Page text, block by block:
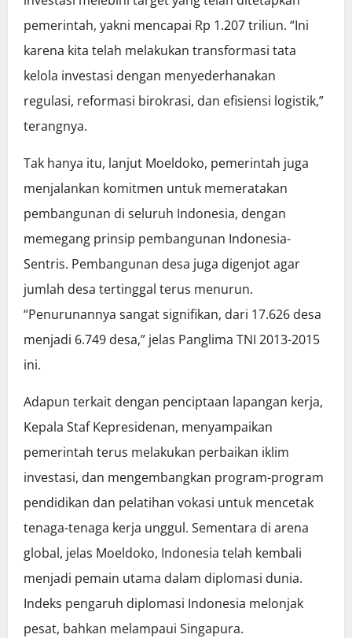
pemerintah, yakni mencapai Rp 1.207 triliun. “Ini
karena kita telah melakukan transformasi tata
kelola investasi dengan menyederhanakan
regulasi, reformasi birokrasi, dan efisiensi logistik,”
terangnya.
Tak hanya itu, lanjut Moeldoko, pemerintah juga
menjalankan komitmen untuk memeratakan
pembangunan di seluruh Indonesia, dengan
memegang prinsip pembangunan Indonesia-
Sentris. Pembangunan desa juga digenjot agar
jumlah desa tertinggal terus menurun.
“Penurunannya sangat signifikan, dari 17.626 desa
menjadi 6.749 desa,” jelas Panglima TNI 2013-2015
ini.
Adapun terkait dengan penciptaan lapangan kerja,
Kepala Staf Kepresidenan, menyampaikan
pemerintah terus melakukan perbaikan iklim
investasi, dan mengembangkan program-program
pendidikan dan pelatihan vokasi untuk mencetak
tenaga-tenaga kerja unggul. Sementara di arena
global, jelas Moeldoko, Indonesia telah kembali
menjadi pemain utama dalam diplomasi dunia.
Indeks pengaruh diplomasi Indonesia melonjak
pesat, bahkan melampaui Singapura.